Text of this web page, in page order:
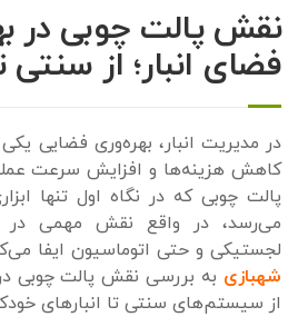
نقش پالت چوبی در
فضای انبار؛ از سنتی
در مدیریت انبار، بهره‌وری فضایی
کاهش هزینه‌ها و افزایش سرعت
پالت چوبی که در نگاه اول تنها
می‌رسد، در واقع نقش مهمی در
لجستیکی و حتی اتوماسیون ایفا
شهبازی به بررسی نقش پالت چوبی
از سیستم‌های سنتی تا انبارهای